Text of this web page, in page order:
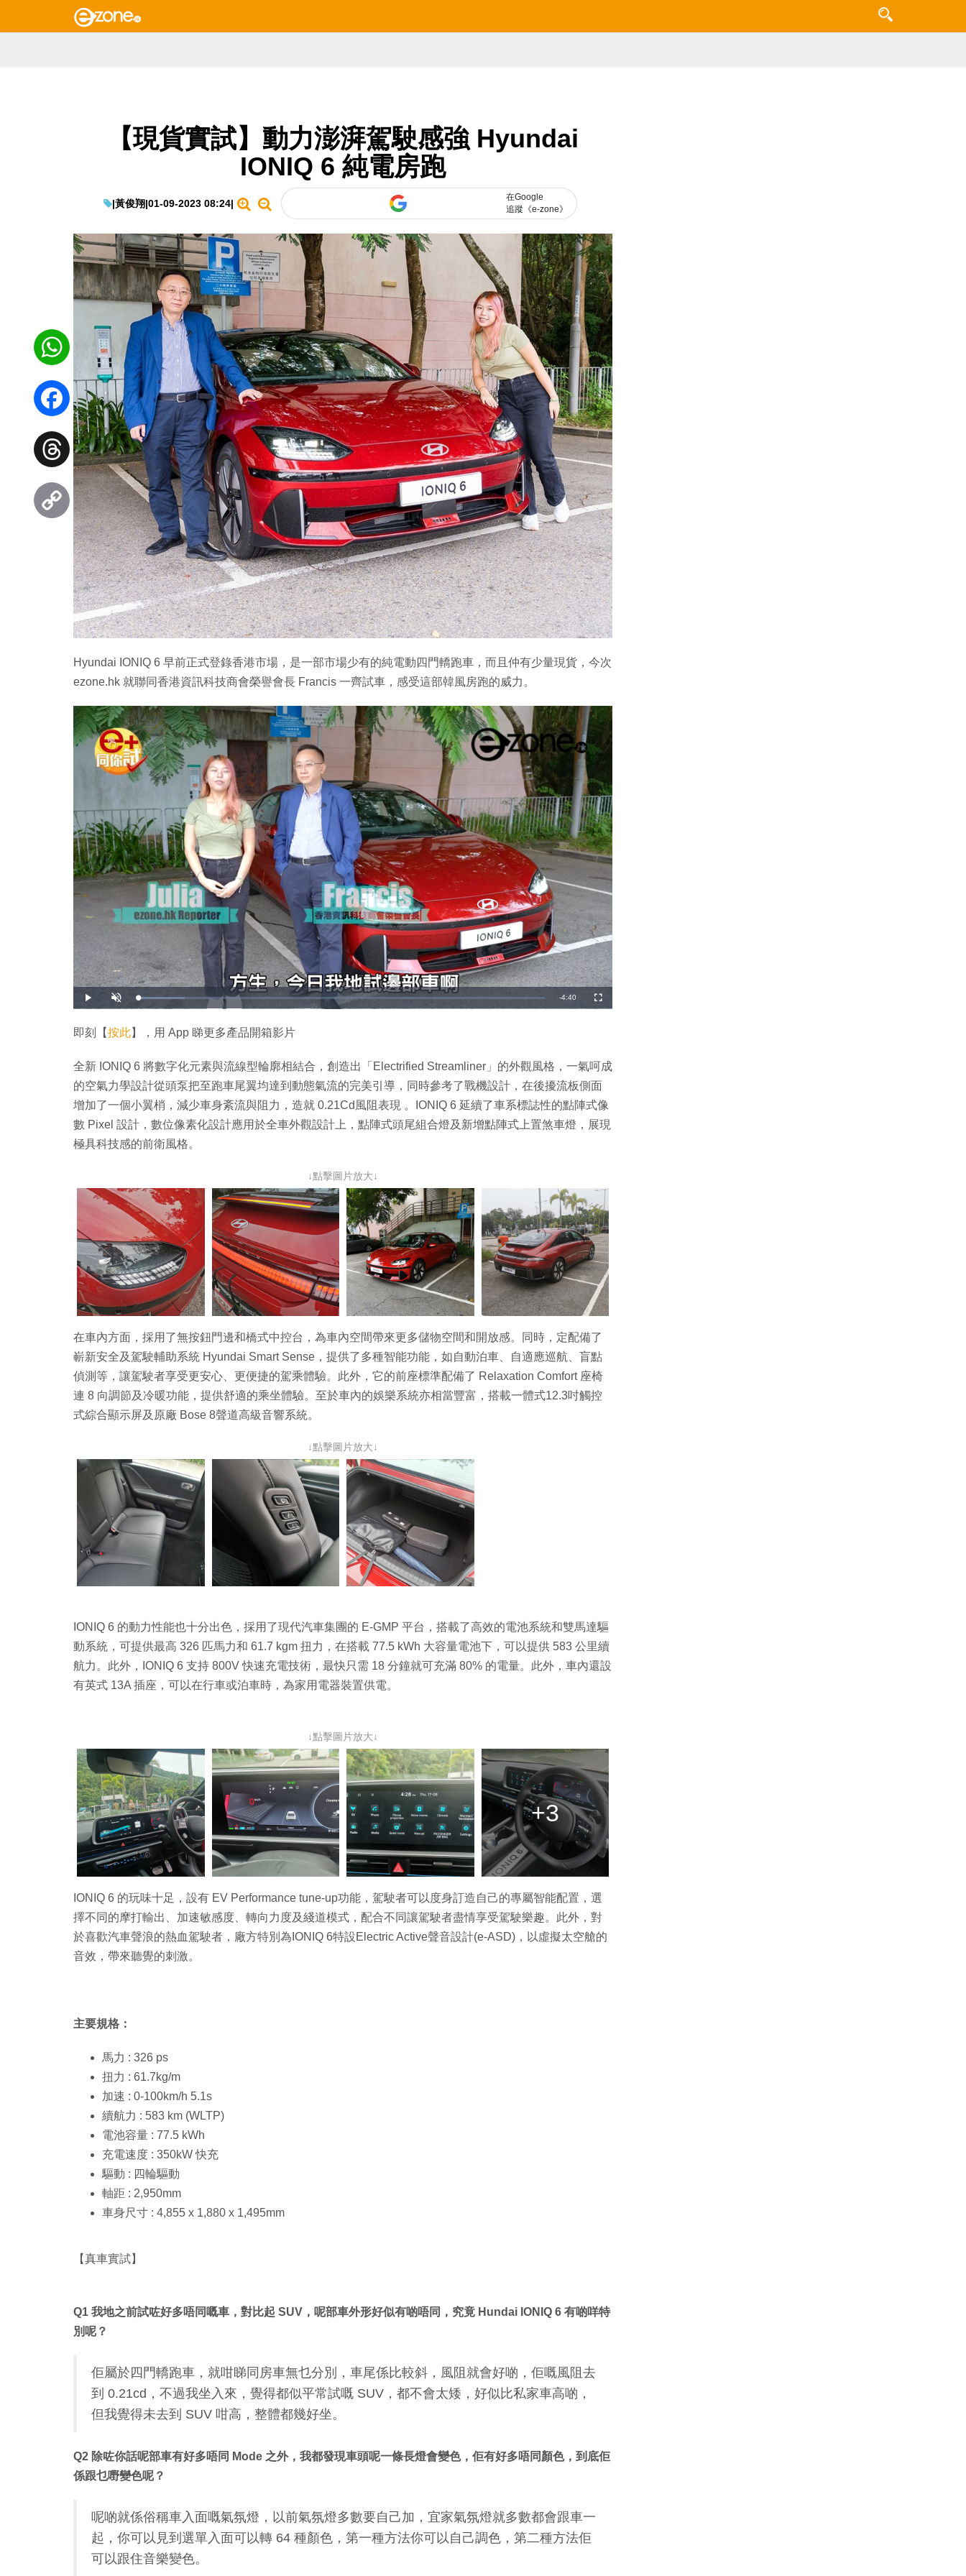
【現貨實試】動力澎湃駕駛感強 Hyundai
IONIQ 6 純電房跑
|黃俊翔|01-09-2023 08:24|
在Google
追蹤《e-zone》
Hyundai IONIQ 6 早前正式登錄香港市場，是一部市場少有的純電動四門轎跑車，而且仲有少量現貨，今次
ezone.hk 就聯同香港資訊科技商會榮譽會長 Francis 一齊試車，感受這部韓風房跑的威力。
播
放
開
啟
載
入
:
1
7
%
剩
-4:40
全
螢
即刻【按此】，用 App 睇更多產品開箱影片
全新 IONIQ 6 將數字化元素與流線型輪廓相結合，創造出「Electrified Streamliner」的外觀風格，一氣呵成
的空氣力學設計從頭泵把至跑車尾翼均達到動態氣流的完美引導，同時參考了戰機設計，在後擾流板側面
增加了一個小翼梢，減少車身紊流與阻力，造就 0.21Cd風阻表現 。IONIQ 6 延續了車系標誌性的點陣式像
數 Pixel 設計，數位像素化設計應用於全車外觀設計上，點陣式頭尾組合燈及新增點陣式上置煞車燈，展現
極具科技感的前衛風格。
↓點擊圖片放大↓
在車內方面，採用了無按鈕門邊和橋式中控台，為車內空間帶來更多儲物空間和開放感。同時，定配備了
嶄新安全及駕駛輔助系統 Hyundai Smart Sense，提供了多種智能功能，如自動泊車、自適應巡航、盲點
偵測等，讓駕駛者享受更安心、更便捷的駕乘體驗。此外，它的前座標準配備了 Relaxation Comfort 座椅
連 8 向調節及冷暖功能，提供舒適的乘坐體驗。至於車內的娛樂系統亦相當豐富，搭載一體式12.3吋觸控
式綜合顯示屏及原廠 Bose 8聲道高級音響系統。
↓點擊圖片放大↓
IONIQ 6 的動力性能也十分出色，採用了現代汽車集團的 E-GMP 平台，搭載了高效的電池系統和雙馬達驅
動系統，可提供最高 326 匹馬力和 61.7 kgm 扭力，在搭載 77.5 kWh 大容量電池下，可以提供 583 公里續
航力。此外，IONIQ 6 支持 800V 快速充電技術，最快只需 18 分鐘就可充滿 80% 的電量。此外，車內還設
有英式 13A 插座，可以在行車或泊車時，為家用電器裝置供電。
↓點擊圖片放大↓
+3
IONIQ 6 的玩味十足，設有 EV Performance tune-up功能，駕駛者可以度身訂造自己的專屬智能配置，選
擇不同的摩打輸出、加速敏感度、轉向力度及綫道模式，配合不同讓駕駛者盡情享受駕駛樂趣。此外，對
於喜歡汽車聲浪的熱血駕駛者，廠方特別為IONIQ 6特設Electric Active聲音設計(e-ASD)，以虛擬太空艙的
音效，帶來聽覺的刺激。
主要規格：
馬力 : 326 ps
扭力 : 61.7kg/m
加速 : 0-100km/h 5.1s
續航力 : 583 km (WLTP)
電池容量 : 77.5 kWh
充電速度 : 350kW 快充
驅動 : 四輪驅動
軸距 : 2,950mm
車身尺寸 : 4,855 x 1,880 x 1,495mm
【真車實試】
Q1 我地之前試咗好多唔同嘅車，對比起 SUV，呢部車外形好似有啲唔同，究竟 Hundai IONIQ 6 有啲咩特
別呢？
佢屬於四門轎跑車，就咁睇同房車無乜分別，車尾係比較斜，風阻就會好啲，佢嘅風阻去
到 0.21cd，不過我坐入來，覺得都似平常試嘅 SUV，都不會太矮，好似比私家車高啲，
但我覺得未去到 SUV 咁高，整體都幾好坐。
Q2 除咗你話呢部車有好多唔同 Mode 之外，我都發現車頭呢一條長燈會變色，佢有好多唔同顏色，到底佢
係跟乜嘢變色呢？
呢啲就係俗稱車入面嘅氣氛燈，以前氣氛燈多數要自己加，宜家氣氛燈就多數都會跟車一
起，你可以見到選單入面可以轉 64 種顏色，第一種方法你可以自己調色，第二種方法佢
可以跟住音樂變色。
WhatsApp
Facebook
Threads
Copy
Link